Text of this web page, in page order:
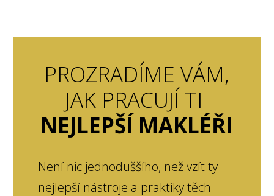
PROZRADÍME VÁM,
JAK PRACUJÍ TI
NEJLEPŠÍ MAKLÉŘI
Není nic jednoduššího, než vzít ty
nejlepší nástroje a praktiky těch